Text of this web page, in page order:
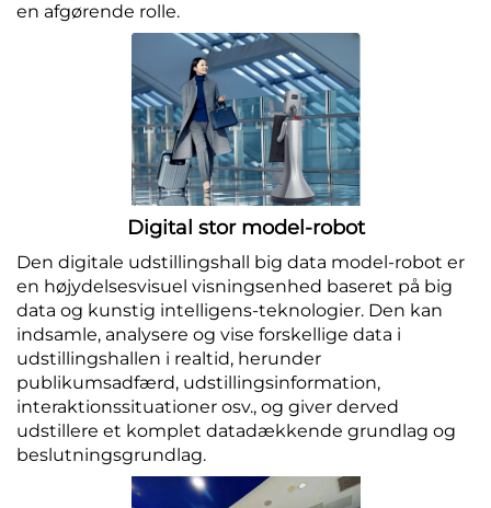
en afgørende rolle.
Digital stor model-robot
Den digitale udstillingshall big data model-robot er
en højydelsesvisuel visningsenhed baseret på big
data og kunstig intelligens-teknologier. Den kan
indsamle, analysere og vise forskellige data i
udstillingshallen i realtid, herunder
publikumsadfærd, udstillingsinformation,
interaktionssituationer osv., og giver derved
udstillere et komplet datadækkende grundlag og
beslutningsgrundlag.